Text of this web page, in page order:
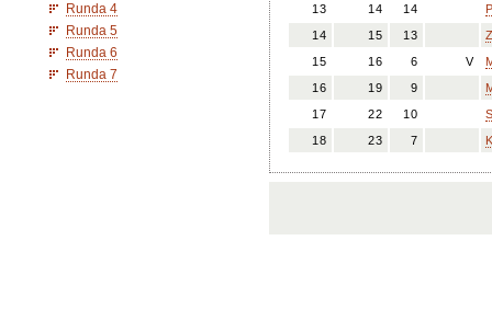
Runda 4
Runda 5
Runda 6
Runda 7
13
14 14
14
15 13
15
16 6 V
16
19 9
17
22 10
18
23 7